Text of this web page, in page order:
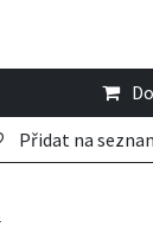
Přidat na